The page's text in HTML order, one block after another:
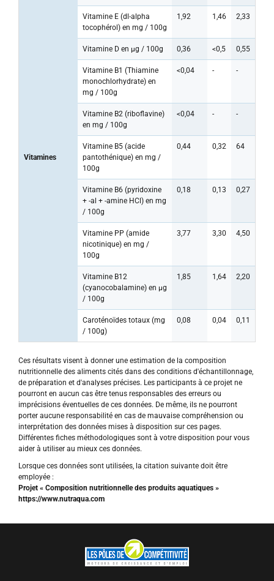
Vitamines
Vitamine E (dl-alpha
tocophérol) en mg / 100g
1,92 1,46 2,33
Vitamine D en µg / 100g 0,36 <0,5 0,55
Vitamine B1 (Thiamine
monochlorhydrate) en
mg / 100g
<0,04 - -
Vitamine B2 (riboflavine)
en mg / 100g
<0,04 - -
Vitamine B5 (acide
pantothénique) en mg /
100g
0,44 0,32 64
Vitamine B6 (pyridoxine
+ -al + -amine HCl) en mg
/ 100g
0,18 0,13 0,27
Vitamine PP (amide
nicotinique) en mg /
100g
3,77 3,30 4,50
Vitamine B12
(cyanocobalamine) en µg
/ 100g
1,85 1,64 2,20
Caroténoïdes totaux (mg
/ 100g)
0,08 0,04 0,11
Ces résultats visent à donner une estimation de la composition
nutritionnelle des aliments cités dans des conditions d'échantillonnage,
de préparation et d'analyses précises. Les participants à ce projet ne
pourront en aucun cas être tenus responsables des erreurs ou
imprécisions éventuelles de ces données. De même, ils ne pourront
porter aucune responsabilité en cas de mauvaise compréhension ou
interprétation des données mises à disposition sur ces pages.
Différentes fiches méthodologiques sont à votre disposition pour vous
aider à utiliser au mieux ces données.
Lorsque ces données sont utilisées, la citation suivante doit être
employée :
Projet « Composition nutritionnelle des produits aquatiques »
https://www.nutraqua.com